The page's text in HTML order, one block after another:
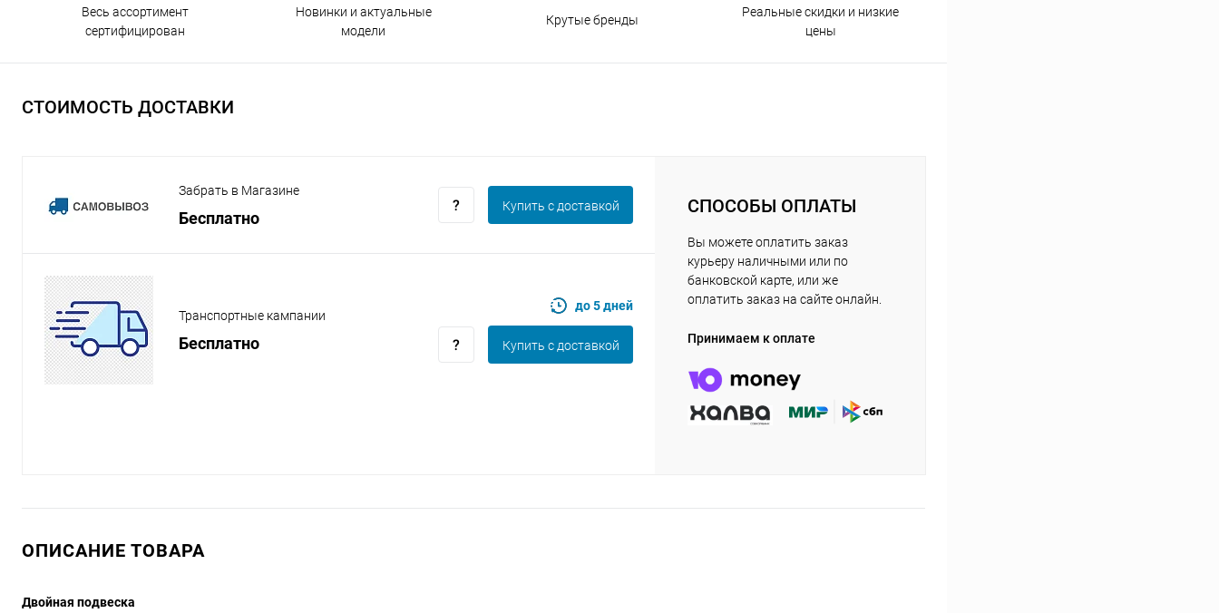
Весь ассортимент
сертифицирован
Новинки и актуальные
модели
Крутые бренды
Реальные скидки и низкие
цены
СТОИМОСТЬ ДОСТАВКИ
Забрать в Магазине
Бесплатно
Купить c доставкой
Транспортные кампании
Бесплатно
до 5 дней
Купить c доставкой
СПОСОБЫ ОПЛАТЫ
Вы можете оплатить заказ
курьеру наличными или по
банковской карте, или же
оплатить заказ на сайте онлайн.
Принимаем к оплате
ОПИСАНИЕ ТОВАРА
Двойная подвеска
Подробнееоб оплате Плайтом
25
раз в 2
недели Остались вопросы?
8 800 302-02-51